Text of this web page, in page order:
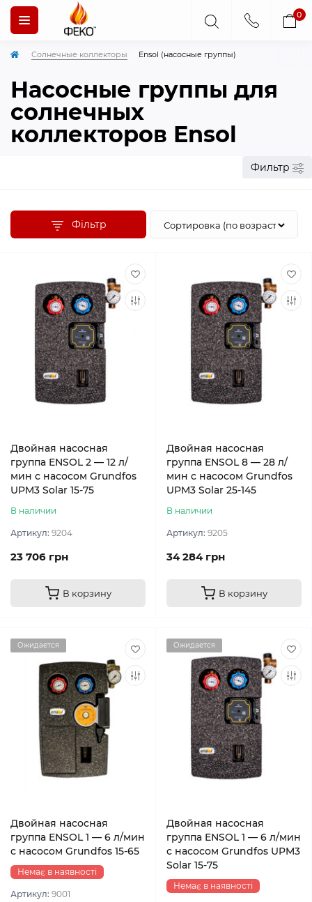
0
Солнечные коллекторы Ensol (насосные группы)
Насосные группы для
солнечных
коллекторов Ensol
Фильтр
Фільтр
Двойная насосная
группа ENSOL 2 — 12 л/
мин c насосом Grundfos
UPM3 Solar 15-75
В наличии
Артикул: 9204
23 706 грн
В корзину
Двойная насосная
группа ENSOL 8 — 28 л/
мин c насосом Grundfos
UPM3 Solar 25-145
В наличии
Артикул: 9205
34 284 грн
В корзину
Ожидается
Двойная насосная
группа ENSOL 1 — 6 л/мин
c насосом Grundfos 15-65
Немає в наявності
Артикул: 9001
Ожидается
Двойная насосная
группа ENSOL 1 — 6 л/мин
c насосом Grundfos UPM3
Solar 15-75
Немає в наявності